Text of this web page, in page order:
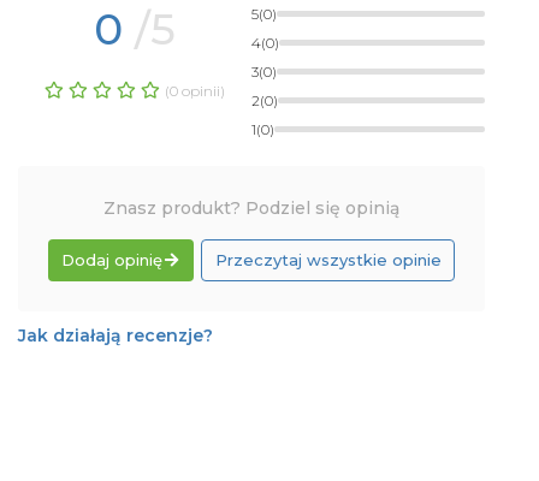
0 /5
(0 opinii)
5(0)
4(0)
3(0)
2(0)
1(0)
Znasz produkt? Podziel się opinią
Dodaj opinię Przeczytaj wszystkie opinie
Jak działają recenzje?